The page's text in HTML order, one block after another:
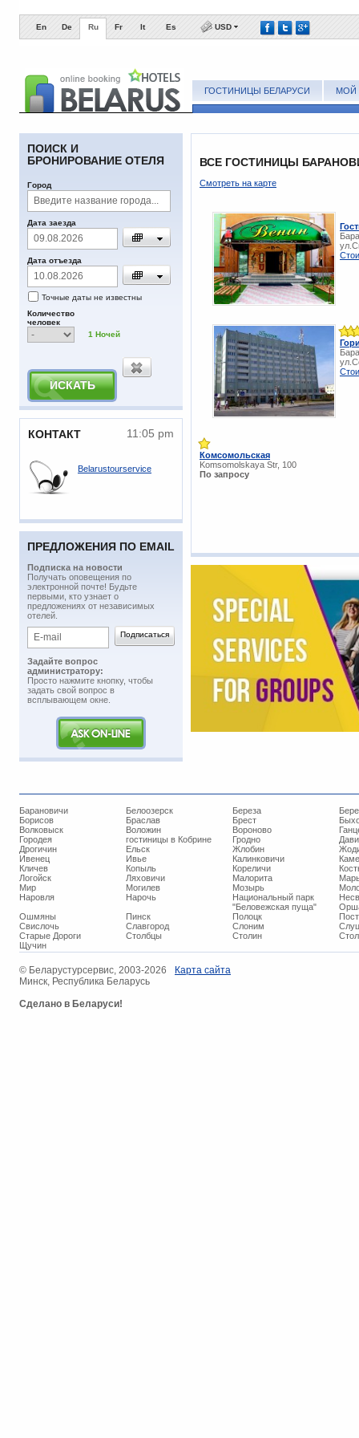
En De Ru Fr It Es USD
ГОСТИНИЦЫ БЕЛАРУСИ МОЙ
ПОИСК И
БРОНИРОВАНИЕ ОТЕЛЯ
Город
Дата заезда
Дата отъезда
Точные даты не известны
Количество
человек
1 Ночей
КОНТАКТ 11:05 pm
Belarustourservice
ПРЕДЛОЖЕНИЯ ПО EMAIL
Подписка на новости
​Получать оповещения по
электронной почте! Будьте
первыми, кто узнает о
предложениях от независимых
отелей.
Задайте вопрос
администратору:
Просто нажмите кнопку, чтобы
задать свой вопрос в
всплывающем окне.
ВСЕ ГОСТИНИЦЫ
Смотреть на карте
Комсомольская
Komsomolskaya Str, 100
По запросу
Барановичи Белоозерск Береза
Борисов
Браслав Брест
Волковыск
Воложин Вороново
Городея
гостиницы в Кобрине Гродно
Дрогичин
Ельск Жлобин
Ивенец
Ивье Калинковичи
Кличев
Копыль Кореличи
Логойск
Ляховичи Малорита
Мир
Могилев Мозырь
Наровля
Нарочь
Национальный парк
"Беловежская пуща"
Ошмяны
Пинск Полоцк
Свислочь
Славгород Слоним
Старые Дороги
Столбцы Столин
Щучин
© ​Беларустурсервис, 2003-2026
Минск, Республика Беларусь
Сделано в Беларуси!
Карта сайта